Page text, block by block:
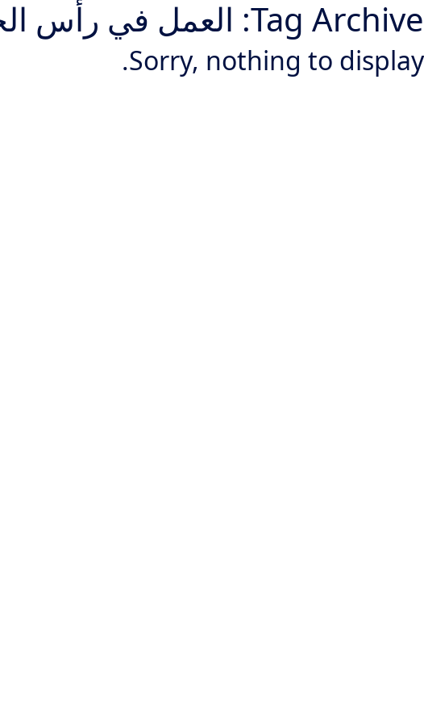
Tag Archive: العمل في رأس الخيمة
Sorry, nothing to display.